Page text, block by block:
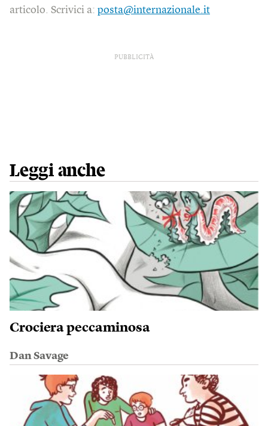
articolo. Scrivici a: posta@internazionale.it
PUBBLICITÀ
Leggi anche
Crociera peccaminosa
Dan Savage